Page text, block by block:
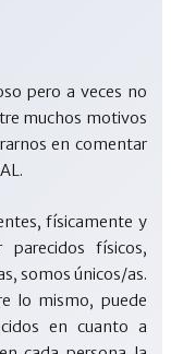
pero a veces no
muchos motivos
en comentar
físicamente y
parecidos físicos,
somos únicos/as.
lo mismo, puede
en cuanto a